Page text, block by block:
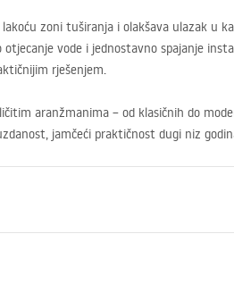
zoni tuširanja i olakšava ulazak u
vode i jednostavno spajanje
rješenjem.
aranžmanima – od klasičnih do
jamčeći praktičnost dugi niz